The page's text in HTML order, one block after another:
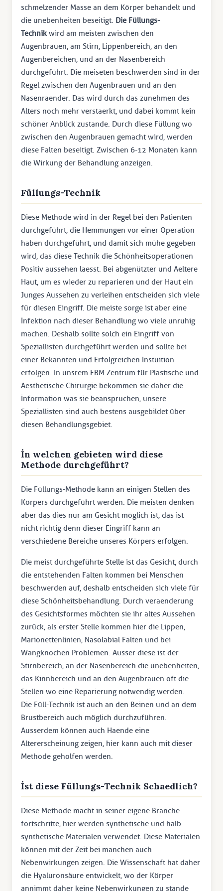
schmelzender Masse an dem Körper behandelt und
die unebenheiten beseitigt. Die Füllungs-
Technik wird am meisten zwischen den
Augenbrauen, am Stirn, Lippenbereich, an den
Augenbereichen, und an der Nasenbereich
durchgeführt. Die meiseten beschwerden sind in der
Regel zwischen den Augenbrauen und an den
Nasenraender. Das wird durch das zunehmen des
Alters noch mehr verstaerkt, und dabei kommt kein
schöner Anblick zustande. Durch diese Füllung wo
zwischen den Augenbrauen gemacht wird, werden
diese Falten beseitigt. Zwischen 6-12 Monaten kann
die Wirkung der Behandlung anzeigen.
Füllungs-Technik
Diese Methode wird in der Regel bei den Patienten
durchgeführt, die Hemmungen vor einer Operation
haben durchgeführt, und damit sich mühe gegeben
wird, das diese Technik die Schönheitsoperationen
Positiv aussehen laesst. Bei abgenützter und Aeltere
Haut, um es wieder zu reparieren und der Haut ein
Junges Aussehen zu verleihen entscheiden sich viele
für diesen Eingriff. Die meiste sorge ist aber eine
İnfektion nach dieser Behandlung wo viele unruhig
machen. Deshalb sollte solch ein Eingriff von
Speziallisten durchgeführt werden und sollte bei
einer Bekannten und Erfolgreichen İnstuition
erfolgen. İn unsrem FBM Zentrum für Plastische und
Aesthetische Chirurgie bekommen sie daher die
İnformation was sie beanspruchen, unsere
Speziallisten sind auch bestens ausgebildet über
diesen Behandlungsgebiet.
İn welchen gebieten wird diese
Methode durchgeführt?
Die Füllungs-Methode kann an einigen Stellen des
Körpers durchgeführt werden. Die meisten denken
aber das dies nur am Gesicht möglich ist, das ist
nicht richtig denn dieser Eingriff kann an
verschiedene Bereiche unseres Körpers erfolgen.
Die meist durchgeführte Stelle ist das Gesicht, durch
die entstehenden Falten kommen bei Menschen
beschwerden auf, deshalb entscheiden sich viele für
diese Schönheitsbehandlung. Durch veraenderung
des Gesichtsformes möchten sie ihr altes Aussehen
zurück, als erster Stelle kommen hier die Lippen,
Marionettenlinien, Nasolabial Falten und bei
Wangknochen Problemen. Ausser diese ist der
Stirnbereich, an der Nasenbereich die unebenheiten,
das Kinnbereich und an den Augenbrauen oft die
Stellen wo eine Reparierung notwendig werden.
Die Füll-Technik ist auch an den Beinen und an dem
Brustbereich auch möglich durchzuführen.
Ausserdem können auch Haende eine
Altererscheinung zeigen, hier kann auch mit dieser
Methode geholfen werden.
İst diese Füllungs-Technik Schaedlich?
Diese Methode macht in seiner eigene Branche
fortschritte, hier werden synthetische und halb
synthetische Materialen verwendet. Diese Materialen
können mit der Zeit bei manchen auch
Nebenwirkungen zeigen. Die Wissenschaft hat daher
die Hyaluronsäure entwickelt, wo der Körper
annimmt daher keine Nebenwirkungen zu stande